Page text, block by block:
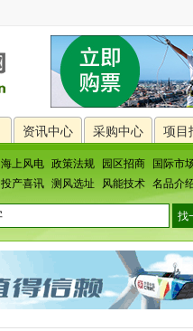
资讯中心 采购中心 项目
海上风电 政策法规 园区招商
国际市
投产喜讯 测风选址 风能技术 名品介